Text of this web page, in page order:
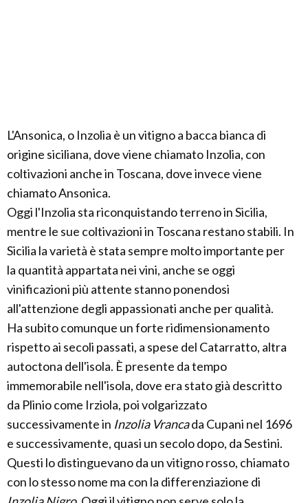
L'Ansonica, o Inzolia è un vitigno a bacca bianca di
origine siciliana, dove viene chiamato Inzolia, con
coltivazioni anche in Toscana, dove invece viene
chiamato Ansonica.
Oggi l'Inzolia sta riconquistando terreno in Sicilia,
mentre le sue coltivazioni in Toscana restano stabili. In
Sicilia la varietà è stata sempre molto importante per
la quantità appartata nei vini, anche se oggi
vinificazioni più attente stanno ponendosi
all'attenzione degli appassionati anche per qualità.
Ha subito comunque un forte ridimensionamento
rispetto ai secoli passati, a spese del Catarratto, altra
autoctona dell'isola. È presente da tempo
immemorabile nell'isola, dove era stato già descritto
da Plinio come Irziola, poi volgarizzato
successivamente in Inzolia Vrancada Cupani nel 1696
e successivamente, quasi un secolo dopo, da Sestini.
Questi lo distinguevano da un vitigno rosso, chiamato
con lo stesso nome ma con la differenziazione di